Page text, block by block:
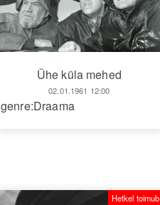
Ühe küla mehed
02.01.1961 12:00
genre:Draama
Hetkel toimub